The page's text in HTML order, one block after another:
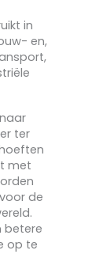
in
en,
ter
met
de
betere
op te